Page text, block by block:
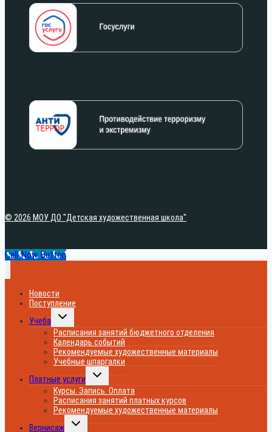
© 2026 МОУ ДО "Детская художественная школа"
Call Now Button
Новости
Поступление
Учеба
Переключить
меню
Расписания занятий бюджетного отделения
Календарь событий
Рекомендуемые художественные материалы
Учебные шпаргалки
Платные услуги
Переключить
меню
Курсы. Запись. Оплата
Расписания занятий платных курсов
Рекомендуемые художественные материалы
Вернисаж
Переключить